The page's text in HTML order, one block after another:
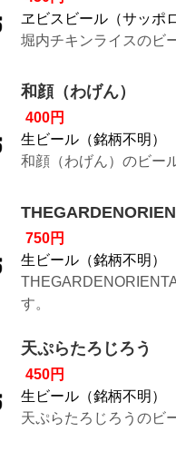
ヱビスビール（サッポ
堀内チキンライスのビ
和顔（わげん）
400円
生ビール（銘柄不明）
和顔（わげん）のビー
750円
生ビール（銘柄不明）
す。
天ぷらたろじろう
450円
生ビール（銘柄不明）
天ぷらたろじろうのビ